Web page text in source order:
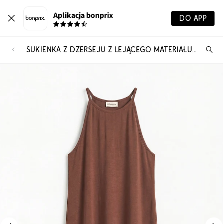
Aplikacja bonprix DO APP
SUKIENKA Z DŻERSEJU Z LEJĄCEGO MATERIAŁU Z LYOCELLU